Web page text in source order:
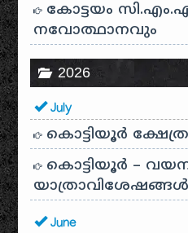
കോട്ടയം
നവോത്ഥാനവും
2026
July
കൊട്ടിയൂർ ക്ഷേത്ര
കൊട്ടിയൂർ –
യാത്രാവിശേഷങ്ങൾ
June